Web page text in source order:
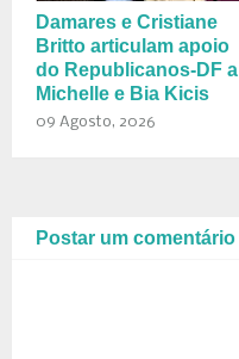
Damares e Cristiane
Britto articulam apoio
do Republicanos-DF a
Michelle e Bia Kicis
09 Agosto, 2026
Postar um comentário